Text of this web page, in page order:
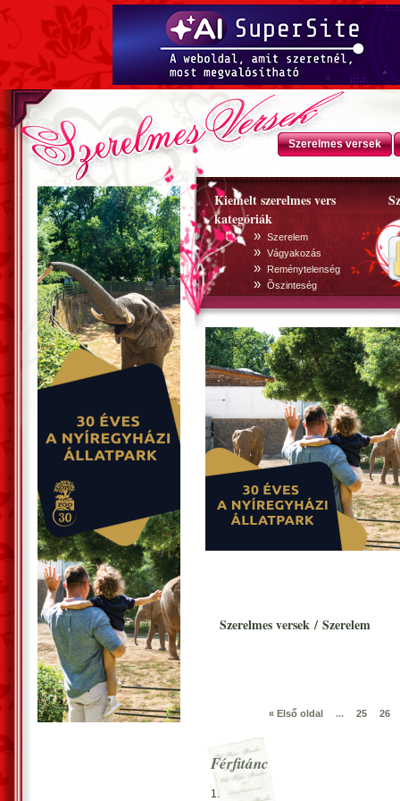
Szerelmes versek
Kiemelt szerelmes vers
kategóriák
» Szerelem
» Vágyakozás
» Reménytelenség
» Õszinteség
Szerelmes versek / Szerelem
« Első oldal ... 25 26
Férfitánc
1.